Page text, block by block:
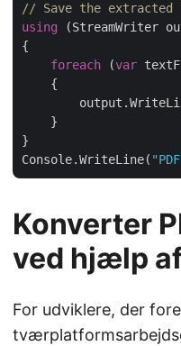
// Save the
using (StreamWriter
{
foreach (var
    {
    }
}
Console.WriteLine(
Konverter
ved hjælp
For udviklere, der